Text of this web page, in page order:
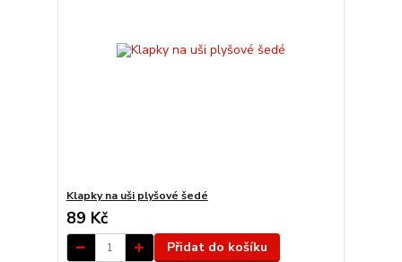
Klapky na uši plyšové šedé
89 Kč
Přidat do košíku